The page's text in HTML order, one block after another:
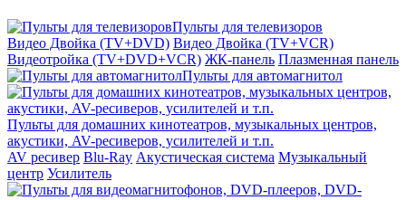
Пульты для телевизоров
Видео Двойка (TV+DVD) Видео Двойка (TV+VCR)
Видеотройка (TV+DVD+VCR) ЖК-панель Плазменная панель
Пульты для автомагнитол
Пульты для домашних кинотеатров, музыкальных центров,
акустики, AV-ресиверов, усилителей и т.п.
AV ресивер Blu-Ray Акустическая система Музыкальный
центр Усилитель